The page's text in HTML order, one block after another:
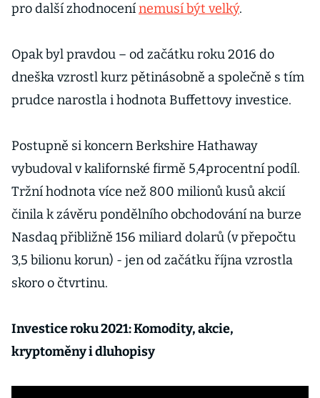
pro další zhodnocenínemusí být velký.
Opak byl pravdou – od začátku roku 2016 do
dneška vzrostl kurz pětinásobně a společně s tím
prudce narostla i hodnota Buffettovy investice.
Postupně si koncern Berkshire Hathaway
vybudoval v kalifornské firmě 5,4procentní podíl.
Tržní hodnota více než 800 milionů kusů akcií
činila k závěru pondělního obchodování na burze
Nasdaq přibližně 156 miliard dolarů (v přepočtu
3,5 bilionu korun) - jen od začátku října vzrostla
skoro o čtvrtinu.
Investice roku 2021: Komodity, akcie,
kryptoměny i dluhopisy